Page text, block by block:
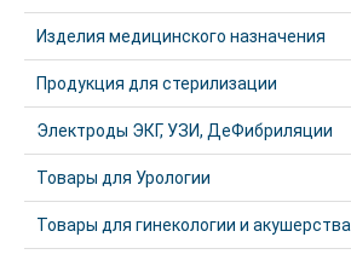
Изделия медицинского назначения
Продукция для стерилизации
Электроды ЭКГ, УЗИ, ДеФибриляции
Товары для Урологии
Товары для гинекологии и акушерства